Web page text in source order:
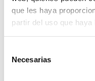
que les haya
partir del uso que
Necesarias
a
Tenemos más de 15
instalación de
su rápida
virtual de centrales